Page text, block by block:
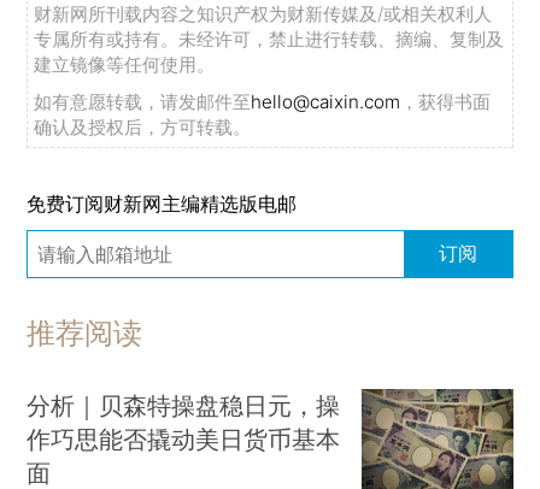
财新网所刊载内容之知识产权为财新传媒及/或相关权利人
专属所有或持有。未经许可，禁止进行转载、摘编、复制及
建立镜像等任何使用。
如有意愿转载，请发邮件至hello@caixin.com ，获得书面
确认及授权后，方可转载。
免费订阅财新网主编精选版电邮
订阅
推荐阅读
分析｜贝森特操盘稳日元，操
作巧思能否撬动美日货币基本
面